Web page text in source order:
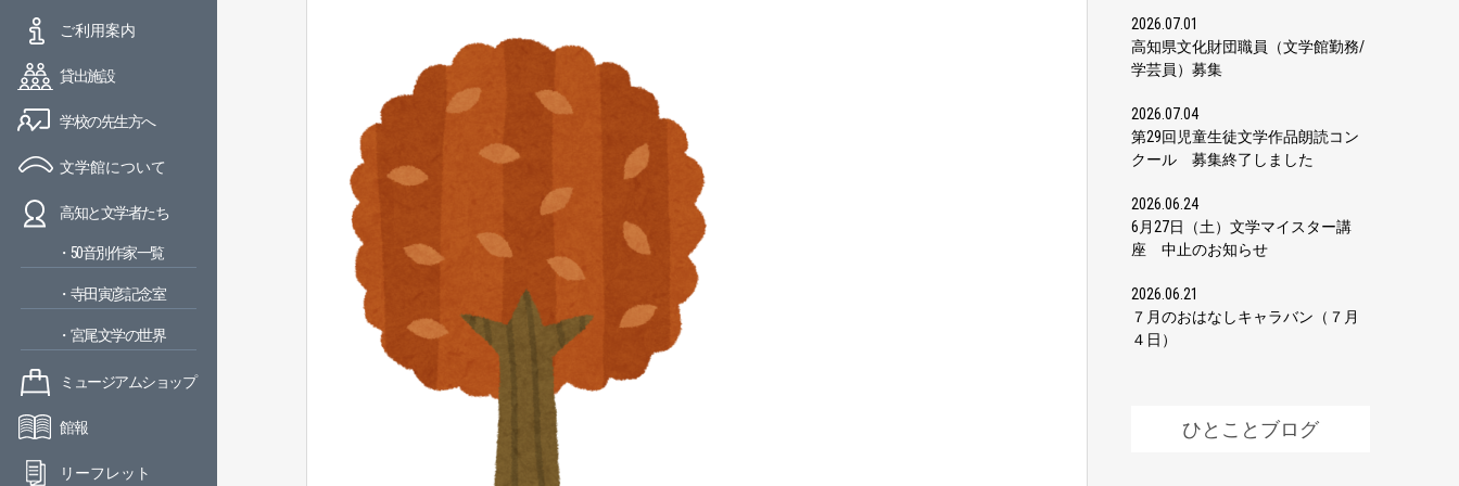
ご利用案内
貸出施設
学校の先生方へ
文学館について
高知と文学者たち
・50音別作家一覧
・寺田寅彦記念室
・宮尾文学の世界
ミュージアムショップ
館報
リーフレット
2026.07.01
高知県文化財団職員（文学館勤務/
学芸員）募集
2026.07.04
第29回児童生徒文学作品朗読コン
クール 募集終了しました
2026.06.24
6月27日（土）文学マイスター講
座 中止のお知らせ
2026.06.21
７月のおはなしキャラバン（７月
４日）
ひとことブログ